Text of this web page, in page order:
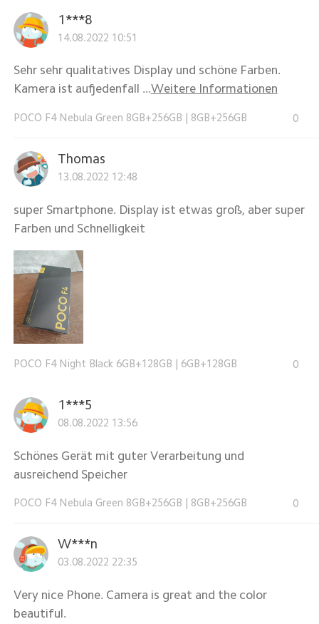
1***8
14.08.2022 10:51
Sehr sehr qualitatives Display und schöne Farben.
Kamera ist aufjedenfall ...Weitere Informationen
POCO F4 Nebula Green 8GB+256GB 8GB+256GB 0
Thomas
13.08.2022 12:48
super Smartphone. Display ist etwas groß, aber super
Farben und Schnelligkeit
POCO F4 Night Black 6GB+128GB 6GB+128GB 0
1***5
08.08.2022 13:56
Schönes Gerät mit guter Verarbeitung und
ausreichend Speicher
POCO F4 Nebula Green 8GB+256GB 8GB+256GB 0
W***n
03.08.2022 22:35
Very nice Phone. Camera is great and the color
beautiful.